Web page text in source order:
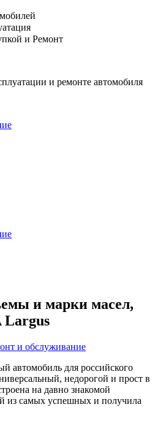
и Ремонт
и ремонте автомобиля
и марки масел,
Largus
и обслуживание
автомобиль для российского
недорогой и прост в
на давно знакомой
из самых успешных и получила